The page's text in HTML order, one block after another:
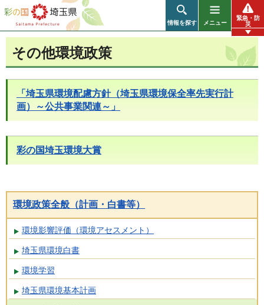
彩の国 埼玉県
情報を探す メニュー
緊急・防
災
その他環境政策
「埼玉県環境配慮方針（埼玉県環境保全率先実行計
画）～公共事業関連～」
彩の国埼玉環境大賞
環境政策全般（計画・白書等）
環境影響評価（環境アセスメント）
埼玉県環境白書
環境学習
埼玉県環境基本計画